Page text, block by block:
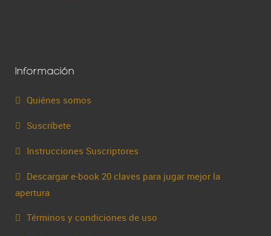
Información
Quiénes somos
Suscríbete
Instrucciones Suscriptores
Descargar e-book 20 claves para jugar mejor la
apertura
Términos y condiciones de uso